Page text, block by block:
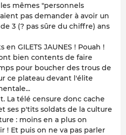
mêmes "personnels
pas demander à avoir un
3 (? pas sûre du chiffre) ans
GILETS JAUNES ! Pouah !
bien contents de faire
pour boucher des trous de
ce plateau devant l'élite
La télé censure donc cache
ses p'tits soldats de la culture
: moins en a plus on
! Et puis on ne va pas parler